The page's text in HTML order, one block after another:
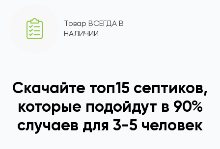
Товар ВСЕГДА В
НАЛИЧИИ
Скачайте топ15 септиков,
которые подойдут в 90%
случаев для 3-5 человек